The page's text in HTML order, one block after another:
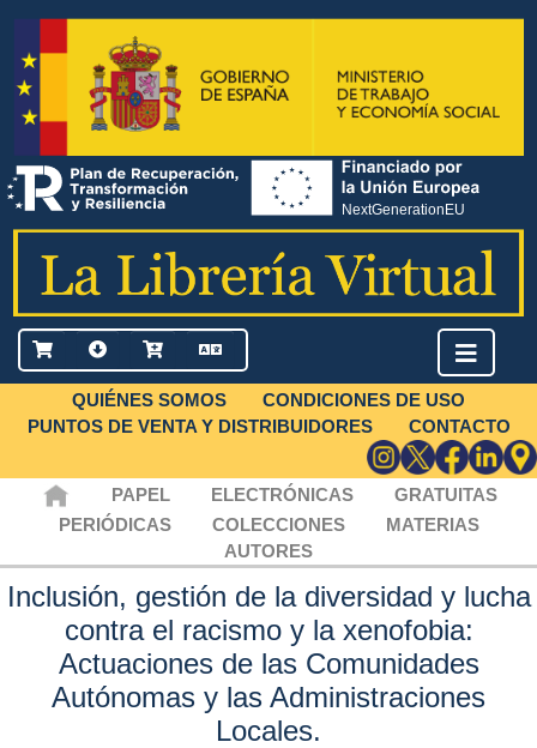
QUIÉNES SOMOS
CONDICIONES DE USO
PUNTOS DE VENTA Y DISTRIBUIDORES
CONTACTO
PAPEL ELECTRÓNICAS
GRATUITAS
PERIÓDICAS
COLECCIONES
MATERIAS
AUTORES
Inclusión, gestión de la diversidad y lucha
contra el racismo y la xenofobia:
Actuaciones de las Comunidades
Autónomas y las Administraciones
Locales.